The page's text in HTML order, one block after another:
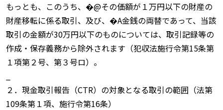
もっとも、このうち、�@その価額が１万円以下の財産の
財産移転に係る取引、及び、�A金銭の両替であって、当該
取引の金額が30万円以下のものについては、取引記録等の
作成・保存義務から除外されます（犯収法施行令第15条第
１項第２号、第３号ロ）。
２．現金取引報告（CTR）の対象となる取引の範囲（法第
109条第１項、施行令第16条）